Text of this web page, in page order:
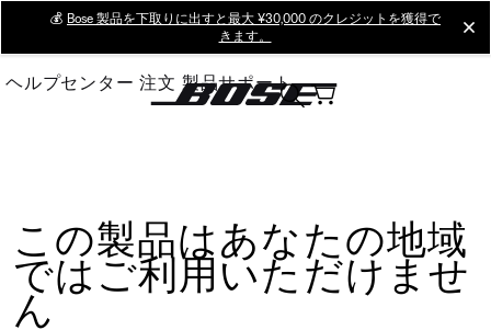
Main
💰 Bose 製品を下取りに出すと最大 ¥30,000 のクレジットを獲得で
きます。
ヘルプセンター 注文 製品サポート
この製品はあなたの地域
ではご利用いただけませ
ん